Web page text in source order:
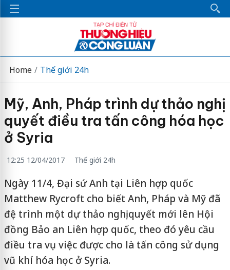
Home Thế giới 24h
Mỹ, Anh, Pháp trình dự thảo nghị
quyết điều tra tấn công hóa học
ở Syria
12:25 12/04/2017 Thế giới 24h
Ngày 11/4, Đại sứ Anh tại Liên hợp quốc
Matthew Rycroft cho biết Anh, Pháp và Mỹ đã
đệ trình một dự thảo nghị quyết mới lên Hội
đồng Bảo an Liên hợp quốc, theo đó yêu cầu
điều tra vụ việc được cho là tấn công sử dụng
vũ khí hóa học ở Syria.